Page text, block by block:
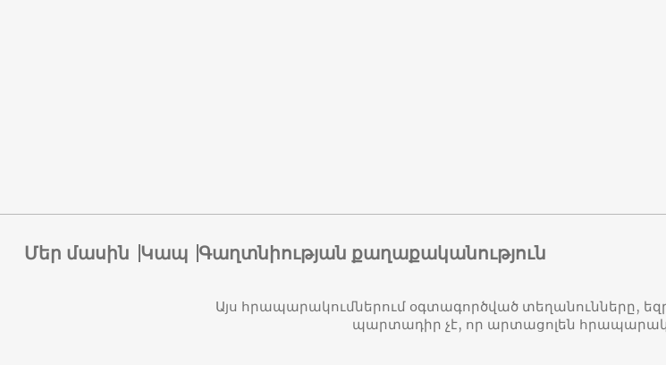
Մեր մասին Կապ Գաղտնիության քաղաքականություն
Այս հրապարակումներում օգտագործված տեղանունները,
պարտադիր չէ, որ արտացոլեն